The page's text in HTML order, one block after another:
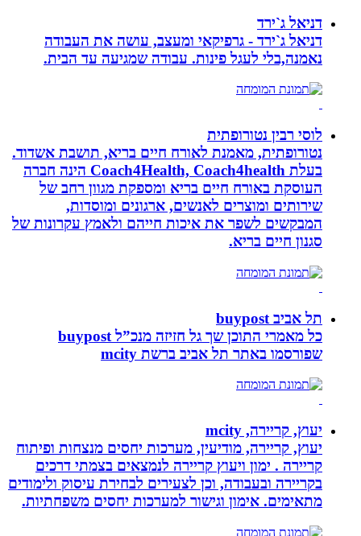
דניאל ג`ירד
דניאל ג`ירד - גרפיקאי ומעצב, עושה את העבודה
נאמנה,בלי לעגל פינות. עבודה שמגיעה עד הבית.
לוסי רבין נטורופתית
נטורופתית, מאמנת לאורח חיים בריא, תושבת אשדוד.
בעלת Coach4Health, Coach4health הינה חברה
העוסקת באורח חיים בריא ומספקת מגוון רחב של
שירותים ומוצרים לאנשים, ארגונים ומוסדות,
המבקשים לשפר את איכות חייהם ולאמץ עקרונות של
סגנון חיים בריא.
תל אביב buypost
כל מאמרי התוכן שך גל חזיזה מנכ”ל buypost
שפורסמו באתר תל אביב ברשת mcity
יעוץ, קריירה, mcity
יעוץ, קריירה, מודיעין, מערכות יחסים מנצחות ופיתוח
קריירה . ימון ויעוץ קריירה לנמצאים בצמתי דרכים
בקריירה ובעבודה, וכן לצעירים לבחירת עיסוק ולימודים
מתאימים. אימון וגישור למערכות יחסים משפחתיות.